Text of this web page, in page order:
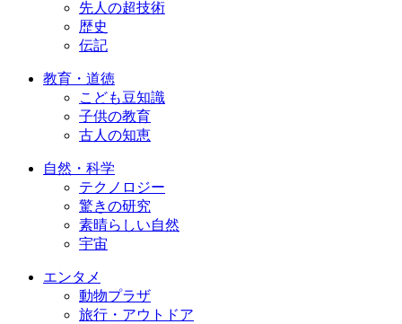
先人の超技術
歴史
伝記
教育・道徳
こども豆知識
子供の教育
古人の知恵
自然・科学
テクノロジー
驚きの研究
素晴らしい自然
宇宙
エンタメ
動物プラザ
旅行・アウトドア